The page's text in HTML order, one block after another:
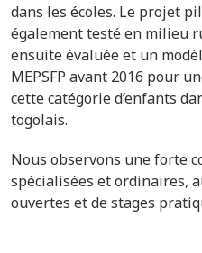
dans les écoles. Le projet
également testé en milieu
ensuite évaluée et un
MEPSFP avant 2016 pour
cette catégorie d’enfants
togolais.
Nous observons une forte
spécialisées et ordinaires,
ouvertes et de stages